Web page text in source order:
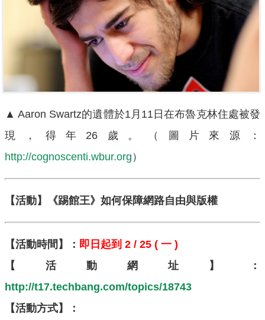
▲ Aaron Swartz的遺體於1月11日在布魯克林住處被發
現，得年26歲。（圖片來源：
http://cognoscenti.wbur.org ）
【活動】 《踢館王》如何保障網路自由與版權
【活動時間】： 即日起到 2 / 25 ( 一 )
【 活動網址
】：
http://t17.techbang.com/topics/18743
【活動方式】：